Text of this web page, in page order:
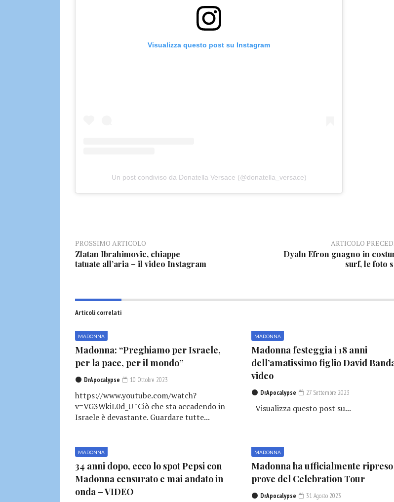
Visualizza questo post su Instagram
Un post condiviso da Donatella Versace (@donatella_versace)
PROSSIMO ARTICOLO
Zlatan Ibrahimovic, chiappe
tatuate all’aria – il video Instagram
ARTICOLO
Dyaln Efron gnagno in
surf, le foto
Articoli correlati
MADONNA
Madonna: “Preghiamo per Israele,
per la pace, per il mondo”
DrApocalypse 10 Ottobre 2023
https://www.youtube.com/watch?
v=VG3WkiL0d_U "Ciò che sta accadendo in
Israele è devastante. Guardare tutte...
MADONNA
Madonna festeggia i 18 anni
dell’amatissimo figlio David
video
DrApocalypse 27 Settembre 2023
Visualizza questo post su...
MADONNA
34 anni dopo, ecco lo spot Pepsi con
Madonna censurato e mai andato in
onda – VIDEO
MADONNA
Madonna ha ufficialmente
prove del Celebration Tour
DrApocalypse 31 Agosto 2023